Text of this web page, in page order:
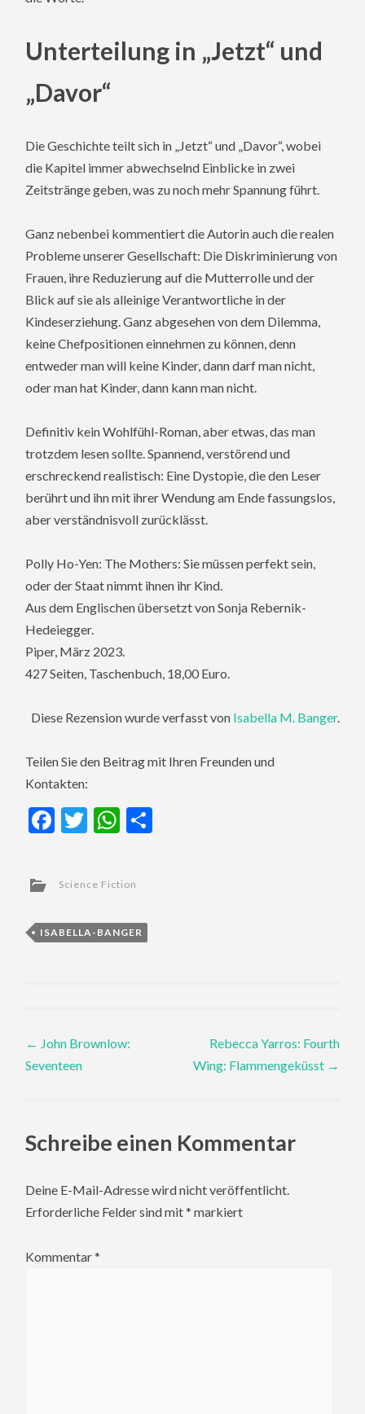
Unterteilung in „Jetzt“ und
„Davor“
Die Geschichte teilt sich in „Jetzt“ und „Davor“, wobei
die Kapitel immer abwechselnd Einblicke in zwei
Zeitstränge geben, was zu noch mehr Spannung führt.
Ganz nebenbei kommentiert die Autorin auch die realen
Probleme unserer Gesellschaft: Die Diskriminierung von
Frauen, ihre Reduzierung auf die Mutterrolle und der
Blick auf sie als alleinige Verantwortliche in der
Kindeserziehung. Ganz abgesehen von dem Dilemma,
keine Chefpositionen einnehmen zu können, denn
entweder man will keine Kinder, dann darf man nicht,
oder man hat Kinder, dann kann man nicht.
Definitiv kein Wohlfühl-Roman, aber etwas, das man
trotzdem lesen sollte. Spannend, verstörend und
erschreckend realistisch: Eine Dystopie, die den Leser
berührt und ihn mit ihrer Wendung am Ende fassungslos,
aber verständnisvoll zurücklässt.
Polly Ho-Yen: The Mothers: Sie müssen perfekt sein,
oder der Staat nimmt ihnen ihr Kind.
Aus dem Englischen übersetzt von Sonja Rebernik-
Hedeiegger.
Piper, März 2023.
427 Seiten, Taschenbuch, 18,00 Euro.
Diese Rezension wurde verfasst von Isabella M. Banger.
Teilen Sie den Beitrag mit Ihren Freunden und
Kontakten:
Facebook
TwitterWhatsApp
Science Fiction
ISABELLA-BANGER
Post
← John Brownlow:
Seventeen
Rebecca Yarros: Fourth
Wing: Flammengeküsst →
Schreibe einen Kommentar
Deine E-Mail-Adresse wird nicht veröffentlicht.
Erforderliche Felder sind mit* markiert
Kommentar*